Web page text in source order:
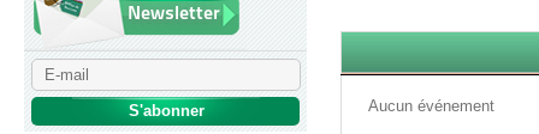
Newsletter
Aucun événement